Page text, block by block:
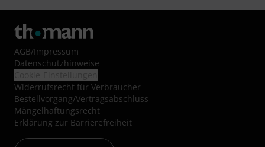
AGB/Impressum
Datenschutzhinweise
Widerrufsrecht für Verbraucher
Bestellvorgang/Vertragsabschluss
Mängelhaftungsrecht
Erklärung zur Barrierefreiheit